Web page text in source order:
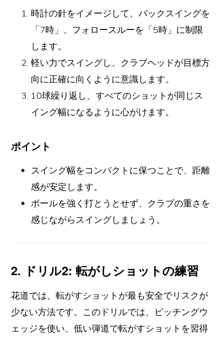
時計の針をイメージして、バックスイングを
「7時」、フォロースルーを「5時」に制限
します。
軽い力でスイングし、クラブヘッドが目標方
向に正確に向くように意識します。
10球繰り返し、すべてのショットが同じス
イング幅になるように心がけます。
ポイント
スイング幅をコンパクトに保つことで、距離
感が安定します。
ボールを強く打とうとせず、クラブの重さを
感じながらスイングしましょう。
2. ドリル2: 転がしショットの練習
花道では、転がすショットが最も安全でリスクが
少ない方法です。このドリルでは、ピッチングウ
ェッジを使い、低い弾道で転がすショットを習得